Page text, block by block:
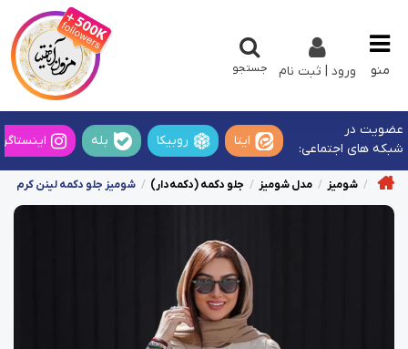
منو ورود | ثبت نام جستجو
عضویت در
شبکه های اجتماعی:
ایتا روبیکا بله
شومیز مدل شومیز جلو دکمه (دکمه‌دار) شومیز جلو دکمه لینن کرم